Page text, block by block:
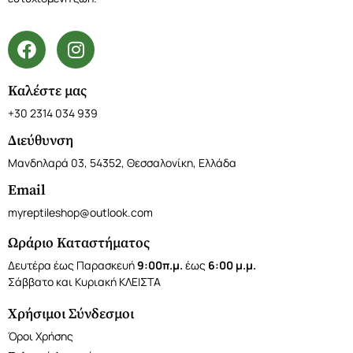
Καλέστε μας
+30 2314 034 939
Διεύθυνση
Μανδηλαρά 03, 54352, Θεσσαλονίκη, Ελλάδα
Email
myreptileshop@outlook.com
Ωράριο Καταστήματος
Δευτέρα έως Παρασκευή9:00π.μ. έως 6:00 μ.μ.
Σάββατο και Κυριακή ΚΛΕΙΣΤΑ
Χρήσιμοι Σύνδεσμοι
Όροι Χρήσης